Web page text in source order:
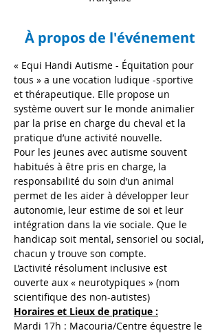
À propos de l'événement
« Equi Handi Autisme - Équitation pour
tous » a une vocation ludique -sportive
et thérapeutique. Elle propose un
système ouvert sur le monde animalier
par la prise en charge du cheval et la
pratique d’une activité nouvelle.
Pour les jeunes avec autisme souvent
habitués à être pris en charge, la
responsabilité du soin d’un animal
permet de les aider à développer leur
autonomie, leur estime de soi et leur
intégration dans la vie sociale. Que le
handicap soit mental, sensoriel ou social,
chacun y trouve son compte.
L’activité résolument inclusive est
ouverte aux « neurotypiques » (nom
scientifique des non-autistes)
Horaires et Lieux de pratique :
Mardi 17h : Macouria/Centre équestre le